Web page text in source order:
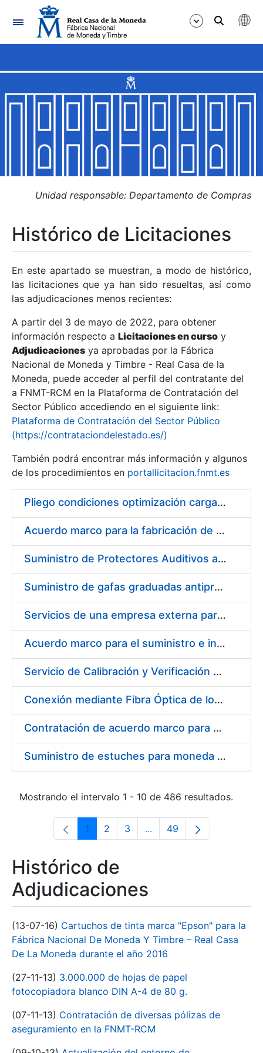
Navegación
Mostrar/Ocultar
Mostrar/Ocultar
Mostrar/Ocultar
Mostrar/Ocultar
Mostrar/Ocultar
Mostrar/Ocultar
Unidad responsable: Departamento de Compras
Histórico de Licitaciones
En este apartado se muestran, a modo de histórico,
las licitaciones que ya han sido resueltas, así como
las adjudicaciones menos recientes:
A partir del 3 de mayo de 2022, para obtener
información respecto a Licitaciones en curso y
Adjudicaciones ya aprobadas por la Fábrica
Nacional de Moneda y Timbre - Real Casa de la
Moneda, puede acceder al perfil del contratante del
a FNMT-RCM en la Plataforma de Contratación del
Sector Público accediendo en el siguiente link:
Plataforma de Contratación del Sector Público
(https://contrataciondelestado.es/)
También podrá encontrar más información y algunos
de los procedimientos en portallicitacion.fnmt.es
Pliego condiciones optimización cargas compras firmado
Acuerdo marco para la fabricación de piezas
Suministro de Protectores Auditivos a medida para las personas trabajadoras de los Centros de Trabajo de Madrid y Burgos
Suministro de gafas graduadas antiproyecciones para los trabajadores de la FNMT-RCM en los centros de trabajo de Madrid y Burgos
Servicios de una empresa externa para el asesoramiento y resolución de los recursos de alzada que se presentan relacionados con procesos de selección para la FNMT-RCM
Acuerdo marco para el suministro e instalación de persianas, estores y otros complementos
Servicio de Calibración y Verificación Externa de los Equipos de Medición del Servicio de Prevención de la FNMT-RCM
Conexión mediante Fibra Óptica de los Centros de Proceso de Datos (CPDs) de las sedes de la FNMT-RCM de Burgos y Madrid
Contratación de acuerdo marco para el Suministro de Material de Electricidad para la Fábrica Nacional de Moneda y Timbre-Real Casa de la Moneda en su centro de trabajo de Burgos
Suministro de estuches para moneda de 30 €
Mostrando el intervalo 1 - 10 de 486 resultados.
Página
1 Página
2 Página
3 ...Páginas intermedias Use
Página
49
Histórico de
Adjudicaciones
(13-07-16) Cartuchos de tinta marca "Epson" para la
Fábrica Nacional De Moneda Y Timbre – Real Casa
De La Moneda durante el año 2016
(27-11-13) 3.000.000 de hojas de papel
fotocopiadora blanco DIN A-4 de 80 g.
(07-11-13) Contratación de diversas pólizas de
aseguramiento en la FNMT-RCM